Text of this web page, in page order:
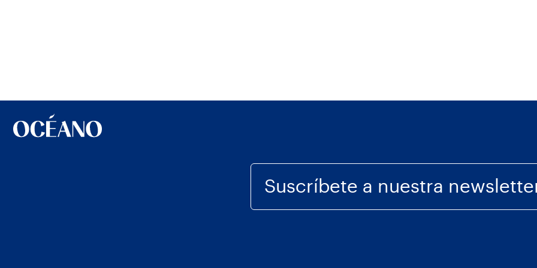
Suscríbete a nuestra